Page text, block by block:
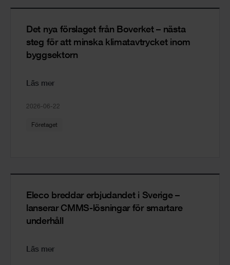
Det nya förslaget från Boverket – nästa
steg för att minska klimatavtrycket inom
byggsektorn
Läs mer
2026-06-22
Företaget
Eleco breddar erbjudandet i Sverige –
lanserar CMMS-lösningar för smartare
underhåll
Läs mer